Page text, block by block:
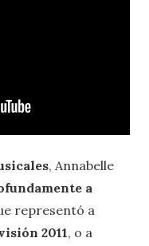
, Annabelle
a
representó a
2011, o a